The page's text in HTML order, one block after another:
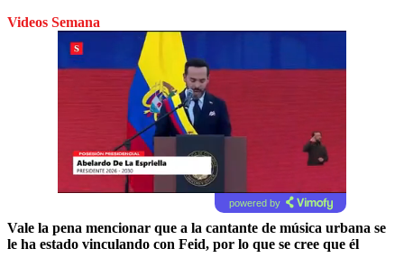
Videos Semana
powered by
Vale la pena mencionar que a la cantante de música urbana se
le ha estado vinculando con Feid, por lo que se cree que él